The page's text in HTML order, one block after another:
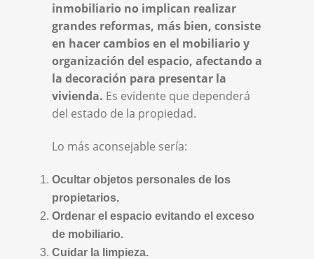
inmobiliario no implican realizar
grandes reformas, más bien, consiste
en hacer cambios en el mobiliario y
organización del espacio, afectando a
la decoración para presentar la
vivienda. Es evidente que dependerá
del estado de la propiedad.
Lo más aconsejable sería:
Ocultar objetos personales de los
propietarios.
Ordenar el espacio evitando el exceso
de mobiliario.
Cuidar la limpieza.